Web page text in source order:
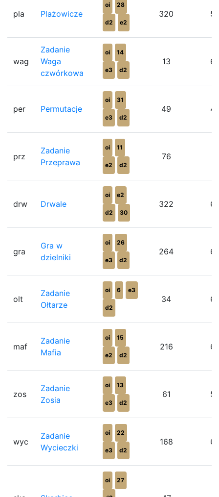
pla Plażowicze
oi 28
d2 e2
320
wag
Zadanie
Waga
czwórkowa
oi 14
e3 d2
13
per Permutacje
oi 31
e3 d2
49
prz
Zadanie
Przeprawa
oi 11
e2 d2
76
drw Drwale
oi e2
d2 30
322
gra
Gra w
dzielniki
oi 26
e3 d2
264
olt
Zadanie
Ołtarze
oi 6 e3
d2
34
maf
Zadanie
Mafia
oi 15
e2 d2
216
zos
Zadanie
Zosia
oi 13
e3 d2
61
wyc
Zadanie
Wycieczki
oi 22
e3 d2
168
oi 27